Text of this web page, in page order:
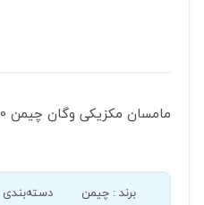
مامسان مکزیکی وگان چیمن 500 گرم
برند: چیمن دسته‌بندی